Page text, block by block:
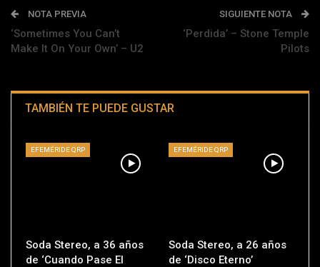
NOTA PREVIA
‘Sometimes You Can’t
Make It On Your Own’ – U2
SIGUIENTE NOTA
‘Perdida’ – Stone Temple
Pilots
TAMBIÉN TE PUEDE GUSTAR
EFEMÉRIDE QRP
Soda Stereo, a 36 años
de ‘Cuando Pase El
EFEMÉRIDE QRP
Soda Stereo, a 26 años
de ‘Disco Eterno’